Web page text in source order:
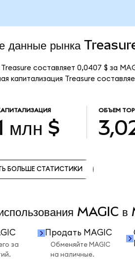
данные рынка
составляет 0,0407 $ за
капитализация Treasure
млн $
ОБЪЕМ
БОЛЬШЕ СТАТИСТИКИ
MAGIC
за
Продать MAGIC
Обменяйте MAGIC
на наличные.